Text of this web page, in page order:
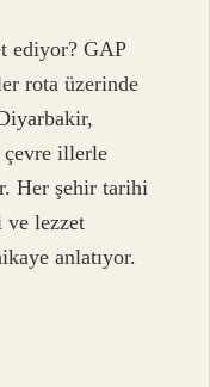
ediyor? GAP
rota üzerinde
çevre illerle
Her şehir tarihi
lezzet
anlatıyor.